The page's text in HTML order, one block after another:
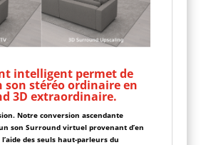
intelligent permet de
stéréo ordinaire en
3D extraordinaire.
Notre conversion ascendante
son Surround virtuel provenant d’en
des seuls haut-parleurs du